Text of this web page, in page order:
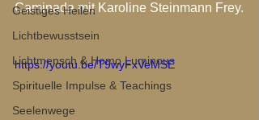
Geistiges Heilen
Lichtbewusstsein
Lichtmensch & Homo Luminous
Spirituelle Impulse & Teachings
Seelenwege
Caminada mit Karoline Steinmann Frey.
https://youtu.be/T9wyFxVeMSE